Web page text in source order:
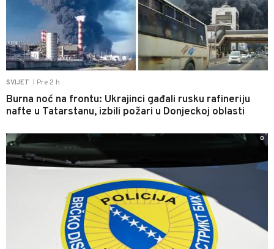
SVIJET Pre 2 h
Burna noć na frontu: Ukrajinci gađali rusku rafineriju
nafte u Tatarstanu, izbili požari u Donjeckoj oblasti
0